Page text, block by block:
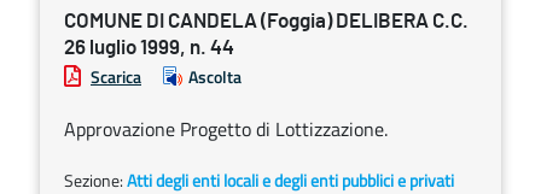
COMUNE DI CANDELA (Foggia) DELIBERA C.C.
26 luglio 1999, n. 44
Scarica Ascolta
Approvazione Progetto di Lottizzazione.
Sezione:Atti degli enti locali e degli enti pubblici e privati